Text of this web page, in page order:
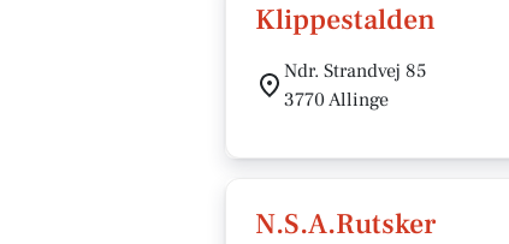
Klippestalden
Ndr. Strandvej 85
3770 Allinge
N.S.A.Rutsker